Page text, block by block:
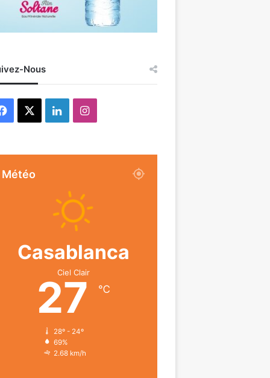
Nous
Facebook LinkedinInstagram
Météo
Casablanca
Ciel Clair
27 ℃
28º - 24º
69%
2.68 km/h